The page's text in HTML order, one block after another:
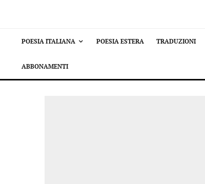
POESIA ITALIANA POESIA ESTERA TRADUZIONI
ABBONAMENTI